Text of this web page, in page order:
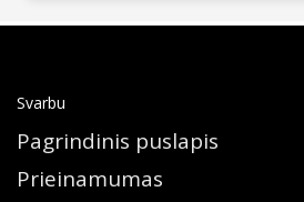
Svarbu
Pagrindinis puslapis
Prieinamumas